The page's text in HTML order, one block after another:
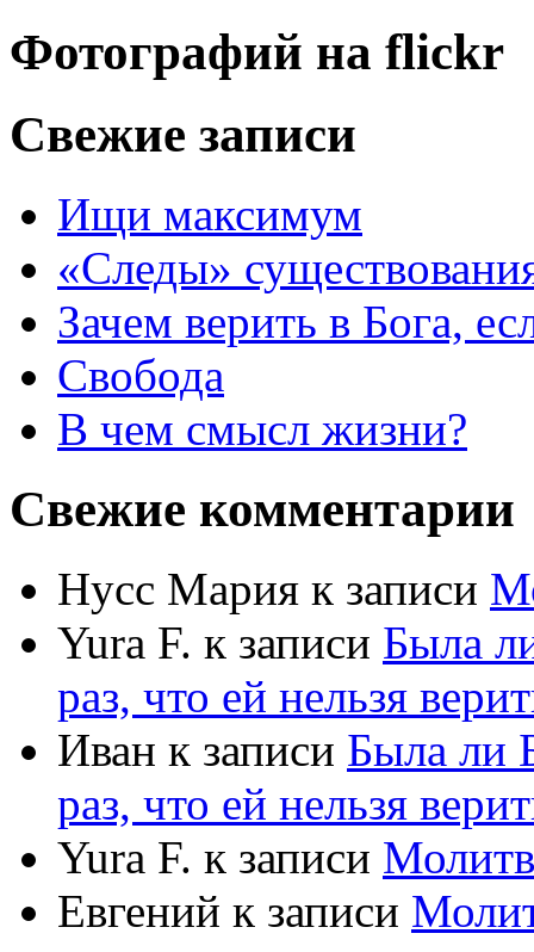
Фотографий на flickr
Свежие записи
Ищи максимум
«Следы»
Зачем верить в Бога,
Свобода
В чем смысл жизни?
Свежие комментарии
Нусс Мария к записи
Yura F. к записи Была
раз, что ей нельзя
Иван к записи Была ли
раз, что ей нельзя
Yura F. к записи
Евгений к записи